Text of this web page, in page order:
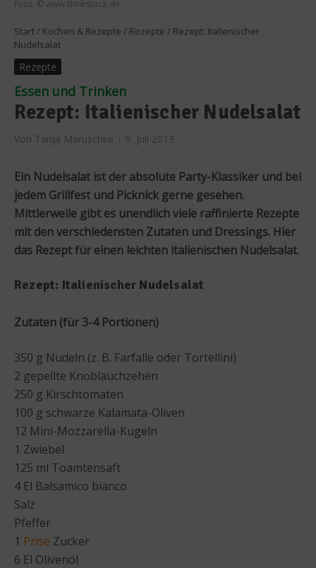
Foto: © www.thinkstock.de
Start / Kochen & Rezepte / Rezepte / Rezept: Italienischer
Nudelsalat
Rezepte
Essen und Trinken
Rezept: Italienischer Nudelsalat
Von Tanja Maruschke 9. Juli 2013
Ein Nudelsalat ist der absolute Party-Klassiker und bei
jedem Grillfest und Picknick gerne gesehen.
Mittlerweile gibt es unendlich viele raffinierte Rezepte
mit den verschiedensten Zutaten und Dressings. Hier
das Rezept für einen leichten italienischen Nudelsalat.
Rezept: Italienischer Nudelsalat
Zutaten (für 3-4 Portionen)
350 g Nudeln (z. B. Farfalle oder Tortellini)
2 gepellte Knoblauchzehen
250 g Kirschtomaten
100 g schwarze Kalamata-Oliven
12 Mini-Mozzarella-Kugeln
1 Zwiebel
125 ml Toamtensaft
4 El Balsamico bianco
Salz
Pfeffer
1 Prise Zucker
6 El Olivenöl